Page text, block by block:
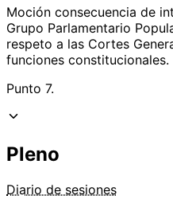
Moción consecuencia de
Grupo Parlamentario
respeto a las Cortes
funciones constitucionales.
Punto 7.
Pleno
Diario de sesiones